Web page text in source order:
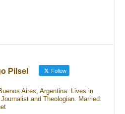
Pilsel Follow
Aires, Argentina. Lives in
and Theologian. Married.